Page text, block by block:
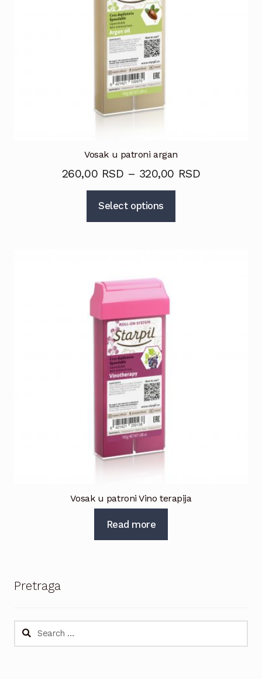
Vosak u patroni argan
260,00 RSD – 320,00 RSD
Select options
Vosak u patroni Vino terapija
Read more
Pretraga
Search